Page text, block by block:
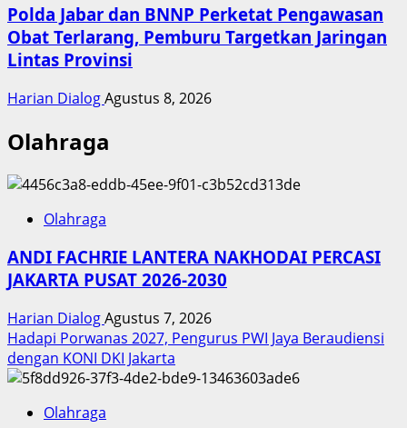
Polda Jabar dan BNNP Perketat Pengawasan
Obat Terlarang, Pemburu Targetkan Jaringan
Lintas Provinsi
Harian DialogAgustus 8, 2026
Olahraga
Olahraga
ANDI FACHRIE LANTERA NAKHODAI PERCASI
JAKARTA PUSAT 2026-2030
Harian DialogAgustus 7, 2026
Hadapi Porwanas 2027, Pengurus PWI Jaya Beraudiensi
dengan KONI DKI Jakarta
Olahraga